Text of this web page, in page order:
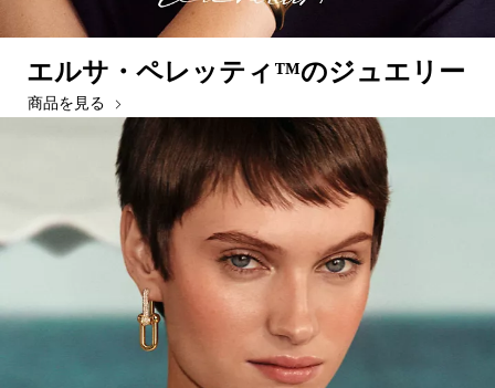
エルサ・ペレッティ™のジュエリー
商品を見る